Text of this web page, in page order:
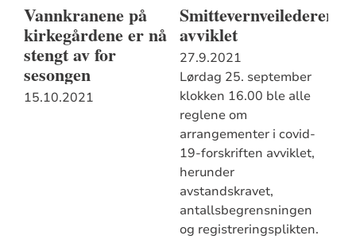
Vannkranene på
kirkegårdene er nå
stengt av for
sesongen
15.10.2021
Smittevernveilederen
avviklet
27.9.2021
Lørdag 25. september
klokken 16.00 ble alle
reglene om
arrangementer i covid-
19-forskriften avviklet,
herunder
avstandskravet,
antallsbegrensningen
og registreringsplikten.